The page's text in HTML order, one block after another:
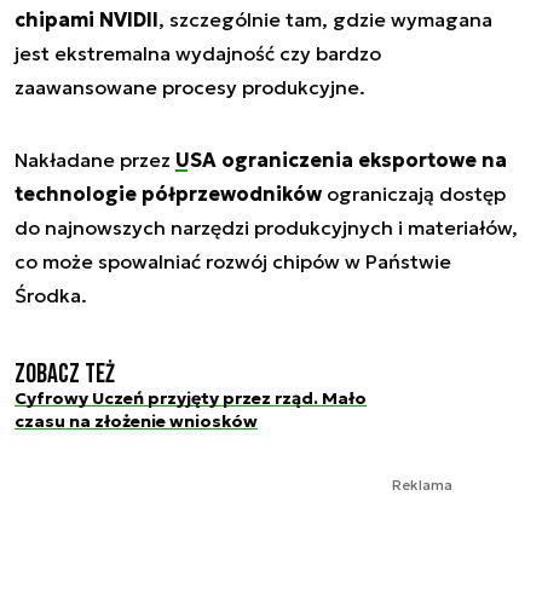
chipami NVIDII, szczególnie tam, gdzie wymagana
jest ekstremalna wydajność czy bardzo
zaawansowane procesy produkcyjne.
Nakładane przez USA ograniczenia eksportowe na
technologie półprzewodników ograniczają dostęp
do najnowszych narzędzi produkcyjnych i materiałów,
co może spowalniać rozwój chipów w Państwie
Środka.
Zobacz też
Cyfrowy Uczeń przyjęty przez rząd. Mało
czasu na złożenie wniosków
Reklama